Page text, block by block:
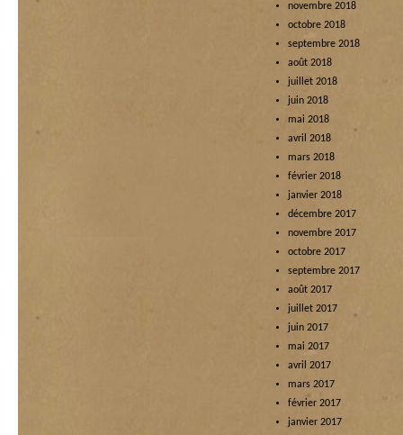
novembre 2018
octobre 2018
septembre 2018
août 2018
juillet 2018
juin 2018
mai 2018
avril 2018
mars 2018
février 2018
janvier 2018
décembre 2017
novembre 2017
octobre 2017
septembre 2017
août 2017
juillet 2017
juin 2017
mai 2017
avril 2017
mars 2017
février 2017
janvier 2017